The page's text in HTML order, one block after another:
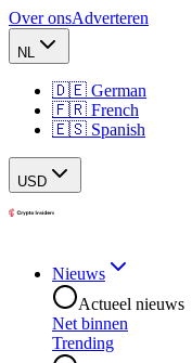
Over onsAdverteren
NL
🇩🇪 German
🇫🇷 French
🇪🇸 Spanish
USD
Nieuws
Actueel nieuws
Net binnen
Trending